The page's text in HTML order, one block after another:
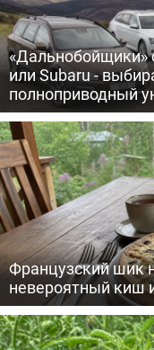
«Дальнобойщики»
или Subaru -
полноприводный
Французский шик
невероятный киш